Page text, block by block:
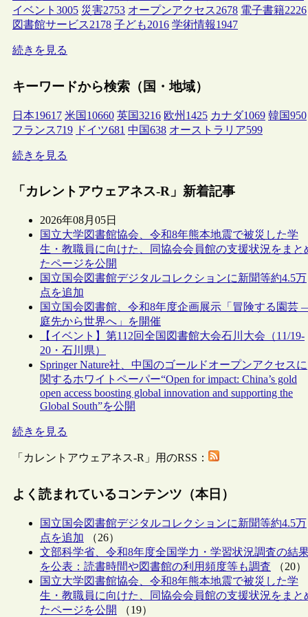
イベント 3005 災害2753 オープンアクセス2678 電子書籍2226
図書館サービス2178 子ども2016 学術情報1947
続きを見る
キーワードから検索（国・地域）
日本19617 米国 10660 英国3216 欧州 1425 カナダ1069 韓国950
フランス719 ドイツ681 中国638 オーストラリア599
続きを見る
「カレントアウェアネス-R」新着記事
2026年08月05日
国立大学図書館協会、令和8年熊本地震で被災した学
生・教職員に向けた、同協会会員館の支援状況をまと
たページを公開
国立国会図書館デジタルコレクションに新聞等約4.5万
点を追加
国立国会図書館、令和8年度企画展示「冒険する園芸
庭先から世界へ」を開催
【イベント】第112回全国図書館大会石川大会（11/19-
20・石川県）
Springer Nature社、中国のゴールドオープンアクセスに
関するホワイトペーパー“Open for impact: China’s gold
open access boosting global innovation and supporting the
Global South”を公開
続きを見る
「カレントアウェアネス-R」用のRSS：
よく読まれているコンテンツ（本日）
国立国会図書館デジタルコレクションに新聞等約4.5万
点を追加 （26）
文部科学省、令和8年度全国学力・学習状況調査の結
を公表：読書時間や図書館の利用頻度等も調査 （20）
国立大学図書館協会、令和8年熊本地震で被災した学
生・教職員に向けた、同協会会員館の支援状況をまと
たページを公開
（19）